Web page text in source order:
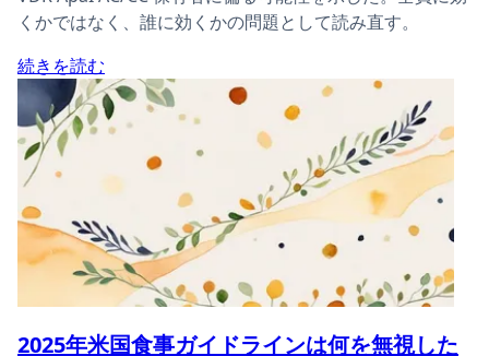
くかではなく、誰に効くかの問題として読み直す。
続きを読む
2025年米国食事ガイドラインは何を無視した